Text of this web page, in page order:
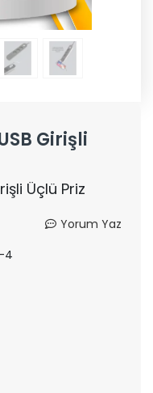
Girişli
Üçlü Priz
Yorum Yaz
4